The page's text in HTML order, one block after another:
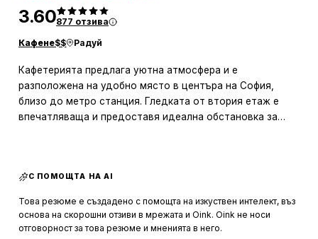
3.60877 отзива
Кафене$$ Радуй
Кафетерията предлага уютна атмосфера и е
разположена на удобно място в центъра на София,
близо до метро станция. Гледката от втория етаж е
впечатляваща и предоставя идеална обстановка за
шоколад са особено популярни. Кафето също получава
капучиното и кафето Кимбо.
С ПОМОЩТА НА AI
Това резюме е създадено с помощта на изкуствен интелект, въз
основа на скорошни отзиви в мрежата и Oink. Oink не носи
отговорност за това резюме и мненията в него.